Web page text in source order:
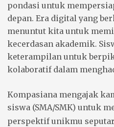
pondasi untuk
depan. Era digital yang
menuntut kita untuk
kecerdasan akademik.
keterampilan untuk
kolaboratif dalam
Kompasiana mengajak
siswa (SMA/SMK) untuk
perspektif unikmu